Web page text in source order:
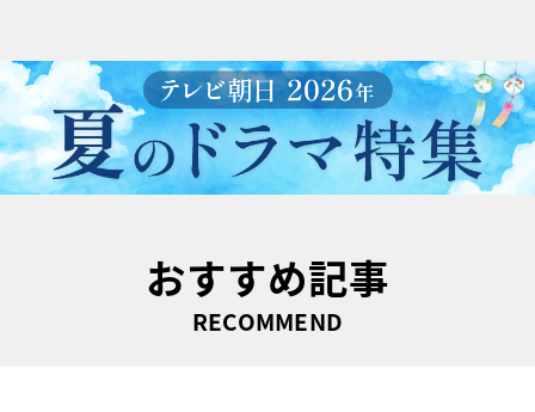
おすすめ記事
RECOMMEND